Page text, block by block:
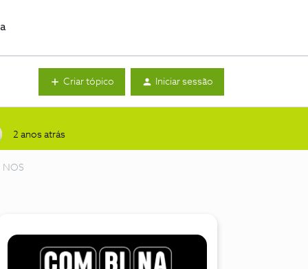
Criar tópico Iniciar sessão
2 anos atrás
NOS